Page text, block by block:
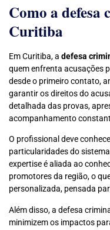
Como a
Curitiba
Em Curitiba, a defesa
quem enfrenta acusações
desde o primeiro contato,
garantir os direitos do
detalhada das provas,
acompanhamento
O profissional deve
particularidades do
expertise é aliada ao
promotores da região, o
personalizada, pensada
Além disso, a defesa
minimizem os impactos